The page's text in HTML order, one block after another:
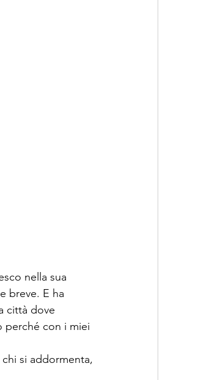
nella sua
breve. E ha
città dove
perché con i miei
si addormenta,